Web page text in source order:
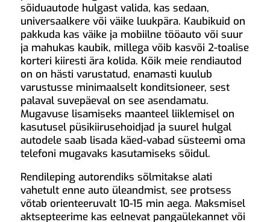
sõiduautode hulgast valida, kas sedaan,
universaalkere või väike luukpära. Kaubikuid on
pakkuda kas väike ja mobiilne tööauto või suur
ja mahukas kaubik, millega võib kasvõi 2-toalise
korteri kiiresti ära kolida. Kõik meie rendiautod
on on hästi varustatud, enamasti kuulub
varustusse minimaalselt konditsioneer, sest
palaval suvepäeval on see asendamatu.
Mugavuse lisamiseks maanteel liiklemisel on
kasutusel püsikiirusehoidjad ja suurel hulgal
autodele saab lisada käed-vabad süsteemi oma
telefoni mugavaks kasutamiseks sõidul.
Rendileping autorendiks sõlmitakse alati
vahetult enne auto üleandmist, see protsess
võtab orienteeruvalt 10-15 min aega. Maksmisel
aktsepteerime kas eelnevat pangaülekannet või